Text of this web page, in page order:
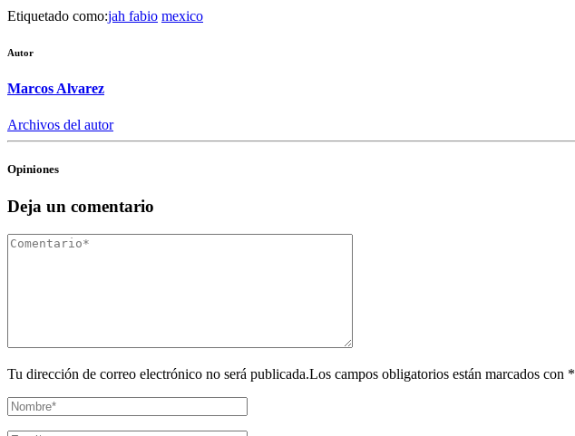
Etiquetado como:jah fabio mexico
Autor
Marcos Alvarez
Archivos del autor
Opiniones
Deja un comentario
Tu dirección de correo electrónico no será publicada.Los campos obligatorios están marcados con *